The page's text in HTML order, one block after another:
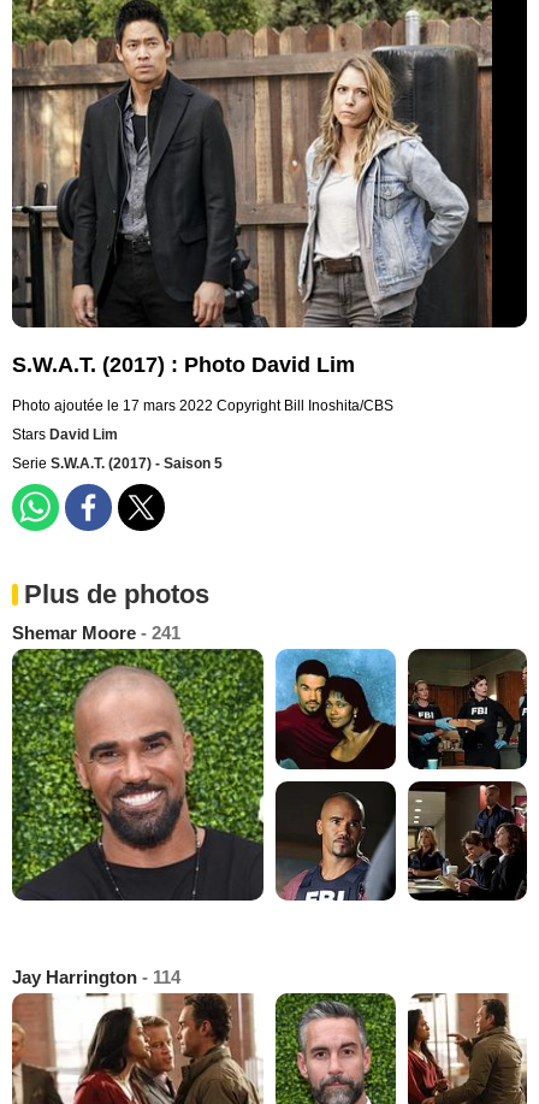
S.W.A.T. (2017) : Photo David Lim
Photo ajoutée le 17 mars 2022 Copyright Bill Inoshita/CBS
Stars David Lim
Serie S.W.A.T. (2017) - Saison 5
Plus de photos
Shemar Moore - 241
Jay Harrington - 114